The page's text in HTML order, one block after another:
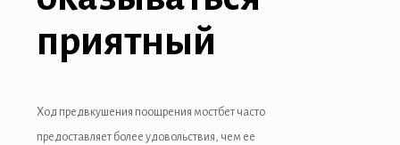
приятный
Ход предвкушения поощрения мостбет часто
предоставляет более удовольствия, чем ее